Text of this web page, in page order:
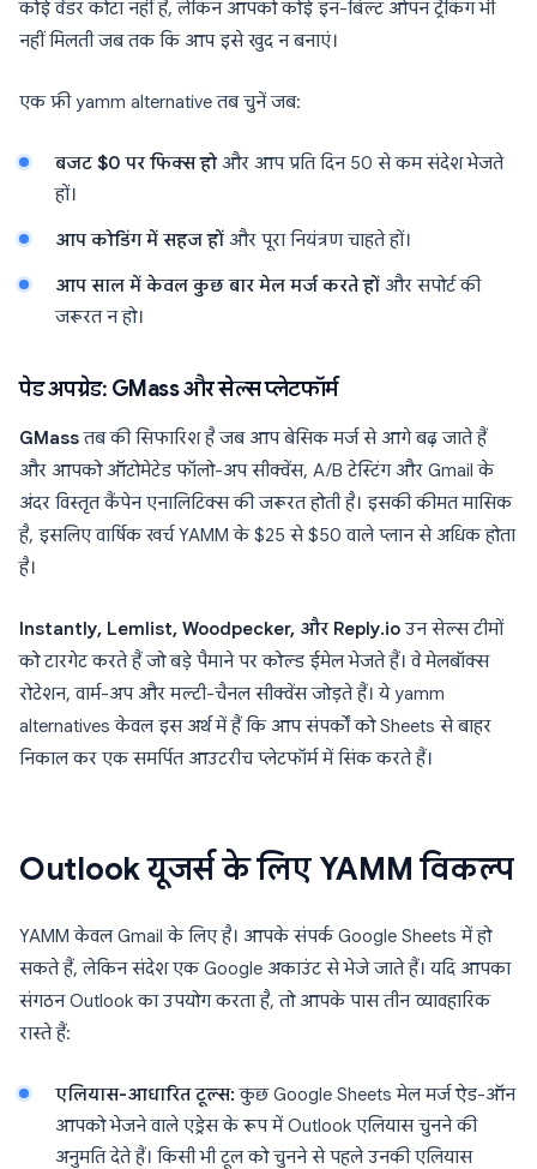
कोई वेंडर कोटा नहीं है, लेकिन आपको कोई इन-बिल्ट ओपन ट्रैकिंग भी
नहीं मिलती जब तक कि आप इसे खुद न बनाएं।
एक फ्री yamm alternative तब चुनें जब:
बजट $0 पर फिक्स होऔर आप प्रति दिन 50 से कम संदेश भेजते
हों।
आप कोडिंग में सहज होंऔर पूरा नियंत्रण चाहते हों।
आप साल में केवल कुछ बार मेल मर्ज करते होंऔर सपोर्ट की
जरूरत न हो।
पेड अपग्रेड: GMass और सेल्स प्लेटफॉर्म
GMassतब की सिफारिश है जब आप बेसिक मर्ज से आगे बढ़ जाते हैं
और आपको ऑटोमेटेड फॉलो-अप सीक्वेंस, A/B टेस्टिंग और Gmail के
अंदर विस्तृत कैंपेन एनालिटिक्स की जरूरत होती है। इसकी कीमत मासिक
है, इसलिए वार्षिक खर्च YAMM के $25 से $50 वाले प्लान से अधिक होता
है।
Instantly, Lemlist, Woodpecker, और Reply.io उन सेल्स टीमों
को टारगेट करते हैं जो बड़े पैमाने पर कोल्ड ईमेल भेजते हैं। वे मेलबॉक्स
रोटेशन, वार्म-अप और मल्टी-चैनल सीक्वेंस जोड़ते हैं। ये yamm
alternatives केवल इस अर्थ में हैं कि आप संपर्कों को Sheets से बाहर
निकाल कर एक समर्पित आउटरीच प्लेटफॉर्म में सिंक करते हैं।
Outlook यूजर्स के लिए YAMM विकल्प
YAMM केवल Gmail के लिए है। आपके संपर्क Google Sheets में हो
सकते हैं, लेकिन संदेश एक Google अकाउंट से भेजे जाते हैं। यदि आपका
संगठन Outlook का उपयोग करता है, तो आपके पास तीन व्यावहारिक
रास्ते हैं:
एलियास-आधारित टूल्स: कुछ Google Sheets मेल मर्ज ऐड-ऑन
आपको भेजने वाले एड्रेस के रूप में Outlook एलियास चुनने की
अनुमति देते हैं। किसी भी टूल को चुनने से पहले उनकी एलियास